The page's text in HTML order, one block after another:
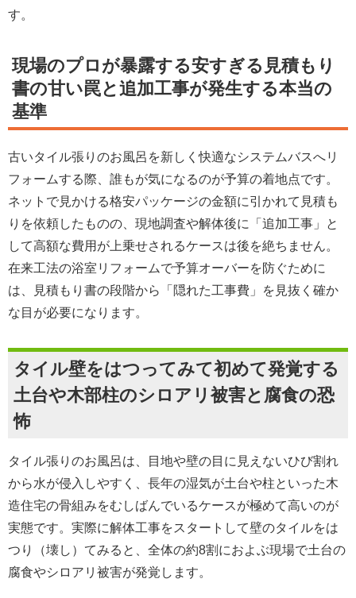
す。
現場のプロが暴露する安すぎる見積もり
書の甘い罠と追加工事が発生する本当の
基準
古いタイル張りのお風呂を新しく快適なシステムバスへリ
フォームする際、誰もが気になるのが予算の着地点です。
ネットで見かける格安パッケージの金額に引かれて見積も
りを依頼したものの、現地調査や解体後に「追加工事」と
して高額な費用が上乗せされるケースは後を絶ちません。
在来工法の浴室リフォームで予算オーバーを防ぐために
は、見積もり書の段階から「隠れた工事費」を見抜く確か
な目が必要になります。
タイル壁をはつってみて初めて発覚する
土台や木部柱のシロアリ被害と腐食の恐
怖
タイル張りのお風呂は、目地や壁の目に見えないひび割れ
から水が侵入しやすく、長年の湿気が土台や柱といった木
造住宅の骨組みをむしばんでいるケースが極めて高いのが
実態です。実際に解体工事をスタートして壁のタイルをは
つり（壊し）てみると、全体の約8割におよぶ現場で土台の
腐食やシロアリ被害が発覚します。